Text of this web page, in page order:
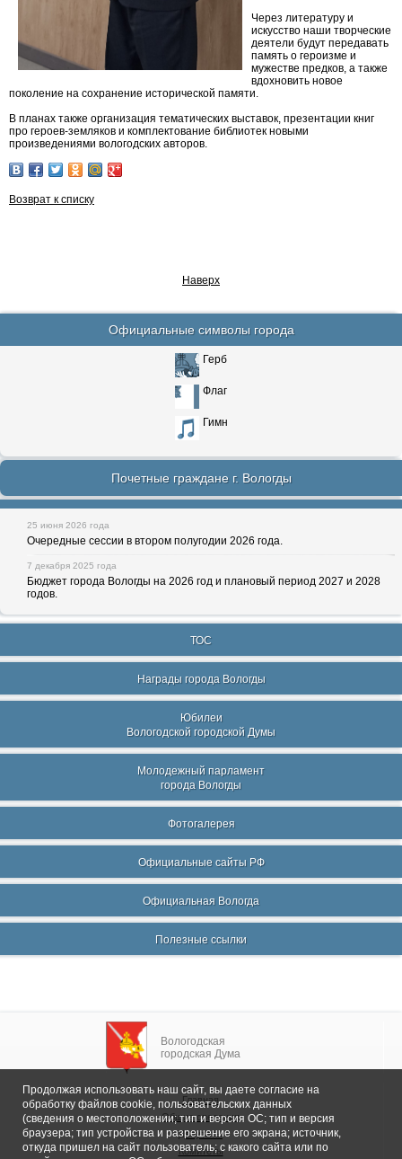
Через литературу и
искусство наши творческие
деятели будут передавать
память о героизме и
мужестве предков, а также
вдохновить новое
поколение на сохранение исторической памяти.
В планах также организация тематических выставок, презентации книг
про героев-земляков и комплектование библиотек новыми
произведениями вологодских авторов.
Возврат к списку
Наверх
Официальные символы города
Герб
Флаг
Гимн
Почетные граждане г. Вологды
25 июня 2026 года
Очередные сессии в втором полугодии 2026 года.
7 декабря 2025 года
Бюджет города Вологды на 2026 год и плановый период 2027 и 2028
годов.
ТОС
Награды города Вологды
Юбилеи
Вологодской городской Думы
Молодежный парламент
города Вологды
Фотогалерея
Официальные сайты РФ
Официальная Вологда
Полезные ссылки
Вологодская
городская Дума
Главная
Общие сведения
Депутаты
Комитеты
Продолжая использовать наш сайт, вы даете согласие на
обработку файлов cookie, пользовательских данных
(сведения о местоположении; тип и версия ОС; тип и версия
браузера; тип устройства и разрешение его экрана; источник,
откуда пришел на сайт пользователь; с какого сайта или по